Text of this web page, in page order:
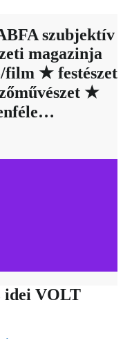
szubjektív
magazinja
★ festészet
★
idei VOLT